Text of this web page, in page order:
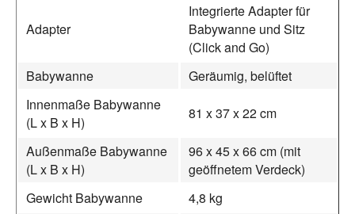
Adapter
Integrierte Adapter für
Babywanne und Sitz
(Click and Go)
Babywanne
Geräumig, belüftet
Innenmaße Babywanne
(L x B x H)
81 x 37 x 22 cm
Außenmaße Babywanne
(L x B x H)
96 x 45 x 66 cm (mit
geöffnetem Verdeck)
Gewicht Babywanne
4,8 kg